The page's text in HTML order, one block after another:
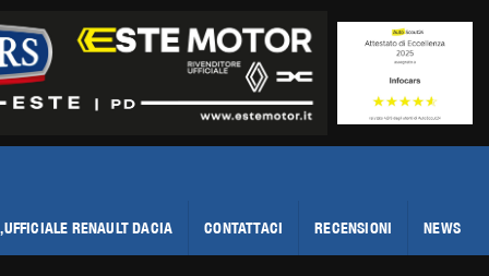
RENAULT DACIA CONTATTACI RECENSIONI NEWS